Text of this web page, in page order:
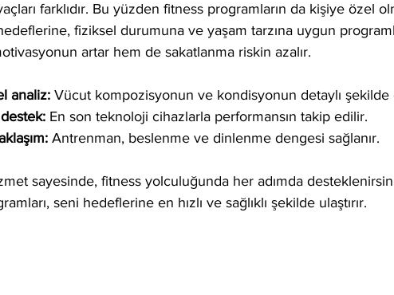
farklıdır. Bu yüzden fitness programların da kişiye özel
fiziksel durumuna ve yaşam tarzına uygun
artar hem de sakatlanma riskin azalır.
analiz: Vücut kompozisyonun ve kondisyonun detaylı
En son teknoloji cihazlarla performansın takip edilir.
Antrenman, beslenme ve dinlenme dengesi sağlanır.
sayesinde, fitness yolculuğunda her adımda
seni hedeflerine en hızlı ve sağlıklı şekilde ulaştırır.